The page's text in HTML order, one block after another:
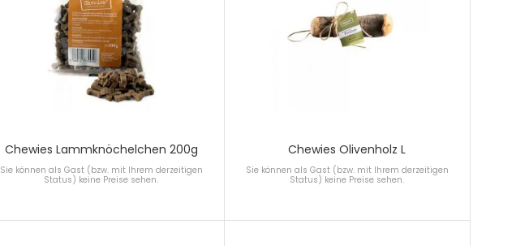
Chewies Lammknöchelchen 200g
Sie können als Gast (bzw. mit Ihrem derzeitigen
Status) keine Preise sehen.
Chewies Olivenholz L
Sie können als Gast (bzw. mit Ihrem derzeitigen
Status) keine Preise sehen.